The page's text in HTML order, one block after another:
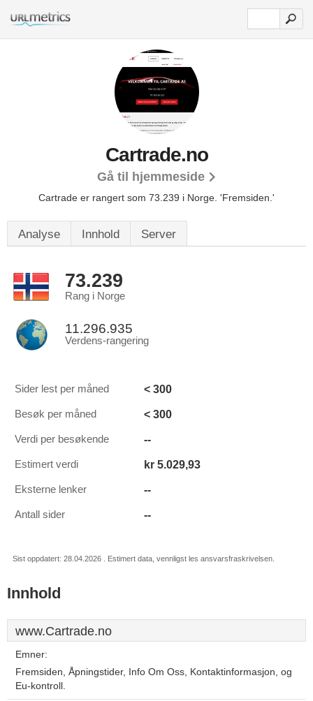
Cartrade.no
Gå til hjemmeside
Cartrade er rangert som 73.239 i Norge. 'Fremsiden.'
Analyse Innhold Server
73.239
Rang i Norge
11.296.935
Verdens-rangering
Sider lest per måned < 300
Besøk per måned < 300
Verdi per besøkende --
Estimert verdi kr 5.029,93
Eksterne lenker --
Antall sider --
Sist oppdatert: 28.04.2026 . Estimert data, vennligst les ansvarsfraskrivelsen.
Innhold
www.Cartrade.no
Emner:
Fremsiden, Åpningstider, Info Om Oss, Kontaktinformasjon, og
Eu-kontroll.